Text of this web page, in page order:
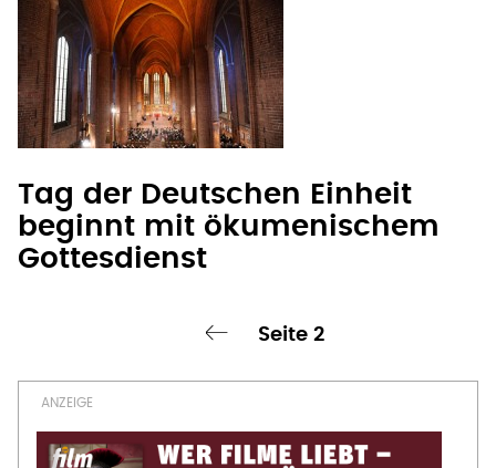
Tag der Deutschen Einheit
beginnt mit ökumenischem
Gottesdienst
Seite 2